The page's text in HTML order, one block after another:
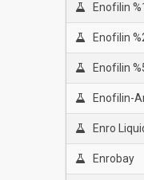
Enofilin
Enofilin
Enofilin
Enofilin-
Enro
Enrobay